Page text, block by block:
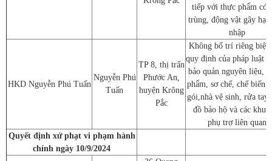
tiếp với thực phẩm có
trùng, động vật gây hại
nhập
HKD Nguyễn Phú Tuấn
Nguyễn Phú
Tuấn
TP 8, thị trấn
Phước An,
huyện Krông
Pắc
Không bố trí riêng biệt
quy định của pháp luật
bảo quản nguyên liệu,
phẩm, sơ chế, chế biến,
gói,nhà vệ sinh, rửa tay,
đồ bảo hộ và các khu
phụ trợ liên quan
Quyết định xử phạt vi phạm hành
chính ngày 10/9/2024